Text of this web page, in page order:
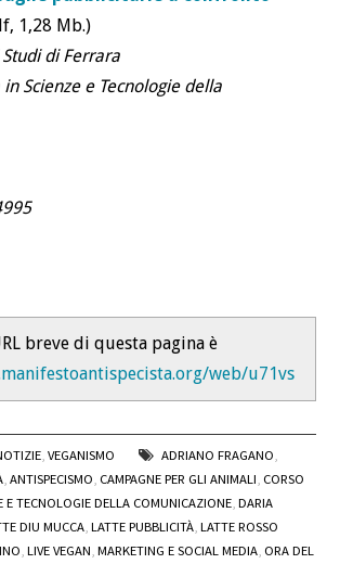
1,28 Mb.)
di Ferrara
Scienze e Tecnologie della
breve di questa pagina è
web/u71vs
, VEGANISMO ADRIANO FRAGANO
,ANTISPECISMO CAMPAGNE PER GLI ANIMALI CORSO
E TECNOLOGIE DELLA COMUNICAZIONE ,DARIA
DIU MUCCA ,LATTE PUBBLICITÀ ,LATTE ROSSO
,LIVE VEGAN ,MARKETING E SOCIAL MEDIA ORA DEL